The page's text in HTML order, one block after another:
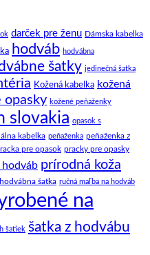
darček pre ženu Dámska kabelka
hodváb hodvábna
šatky jedinečná šatka
Kožená kabelka kožená
opasky kožené peňaženky
slovakia opasok s
kabelka peňaženka peňaženka z
pre opasok pracky pre opasky
hodváb prírodná koža
šatka ručná maľba na hodváb
na
šatiek šatka z hodvábu